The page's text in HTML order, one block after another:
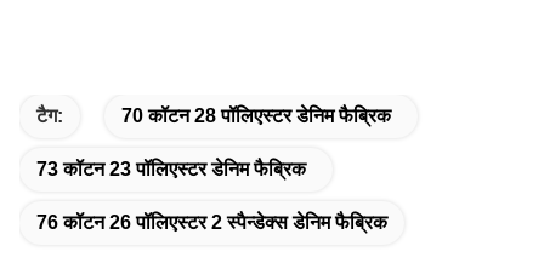
टैग: 70 कॉटन 28 पॉलिएस्टर डेनिम फैब्रिक
73 कॉटन 23 पॉलिएस्टर डेनिम फैब्रिक
76 कॉटन 26 पॉलिएस्टर 2 स्पैन्डेक्स डेनिम फैब्रिक